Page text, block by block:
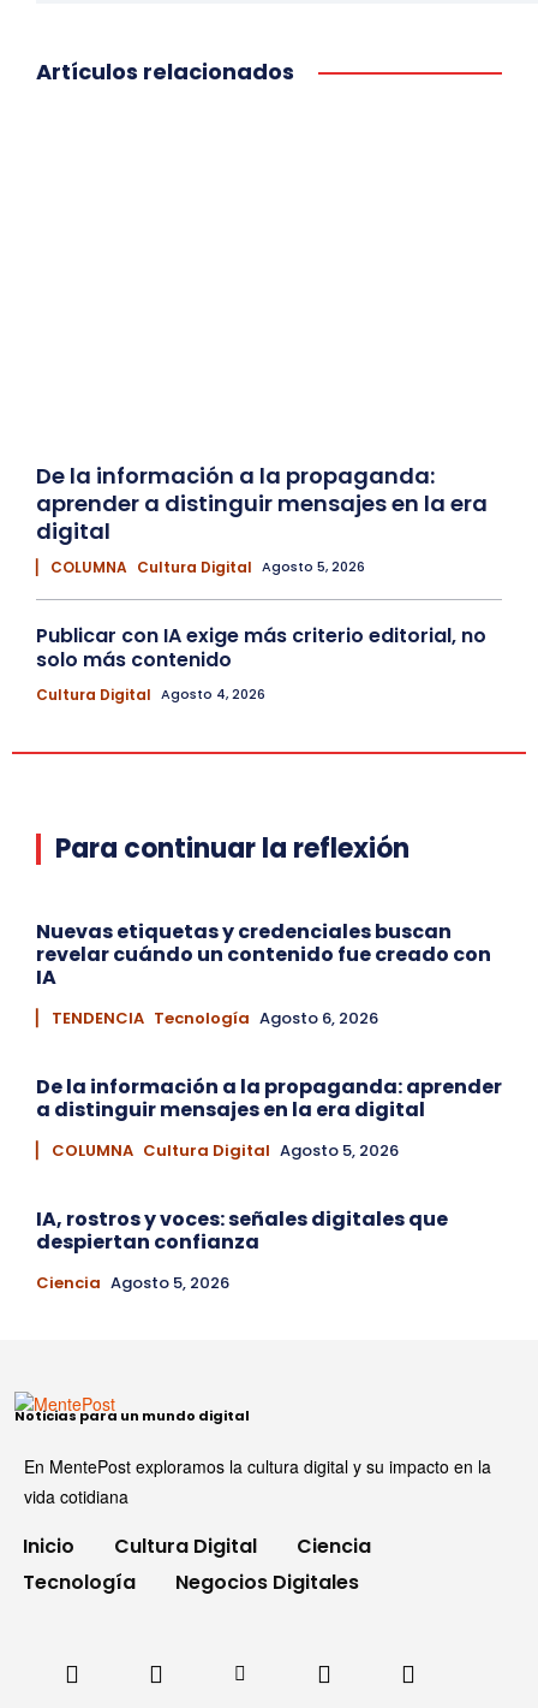
Artículos relacionados
De la información a la propaganda:
aprender a distinguir mensajes en la era
digital
▏ COLUMNA Cultura Digital Agosto 5, 2026
Publicar con IA exige más criterio editorial, no
solo más contenido
Cultura Digital Agosto 4, 2026
Para continuar la reflexión
Nuevas etiquetas y credenciales buscan
revelar cuándo un contenido fue creado con
IA
▏ TENDENCIA Tecnología Agosto 6, 2026
De la información a la propaganda: aprender
a distinguir mensajes en la era digital
▏ COLUMNA Cultura Digital Agosto 5, 2026
IA, rostros y voces: señales digitales que
despiertan confianza
Ciencia Agosto 5, 2026
Noticias para un mundo digital
En MentePost exploramos la cultura digital y su impacto en la
vida cotidiana
Inicio Cultura Digital
Ciencia
Tecnología
Negocios Digitales